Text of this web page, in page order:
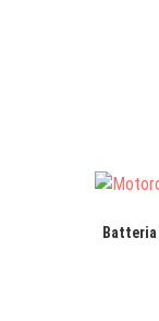
Batteria